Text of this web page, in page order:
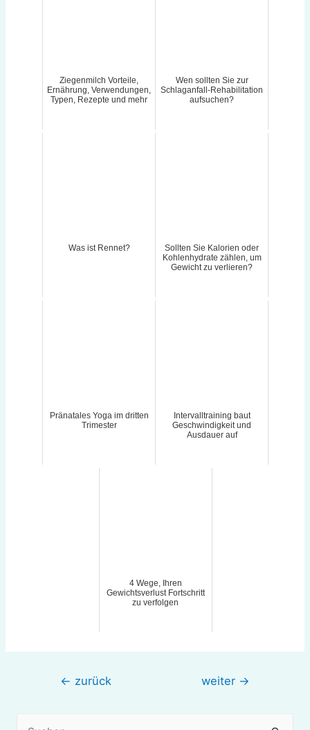
Ziegenmilch Vorteile,
Ernährung, Verwendungen,
Typen, Rezepte und mehr
Wen sollten Sie zur
Schlaganfall-Rehabilitation
aufsuchen?
Was ist Rennet?
Sollten Sie Kalorien oder
Kohlenhydrate zählen, um
Gewicht zu verlieren?
Pränatales Yoga im dritten
Trimester
Intervalltraining baut
Geschwindigkeit und
Ausdauer auf
4 Wege, Ihren
Gewichtsverlust Fortschritt
zu verfolgen
Beitragsnavigation
← zurück weiter →